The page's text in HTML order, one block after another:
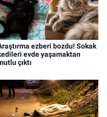
ezberi bozdu! Sokak
evde yaşamaktan
çıktı